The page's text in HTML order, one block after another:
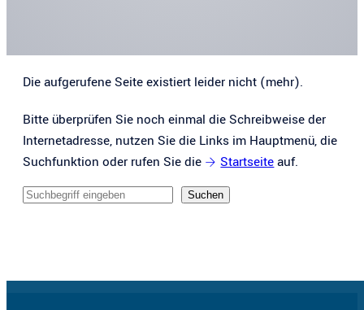
Die aufgerufene Seite existiert leider nicht (mehr).
Bitte überprüfen Sie noch einmal die Schreibweise der
Internetadresse, nutzen Sie die Links im Hauptmenü, die
Suchfunktion oder rufen Sie die
Startseiteauf.
Sucheingabe
Suchen